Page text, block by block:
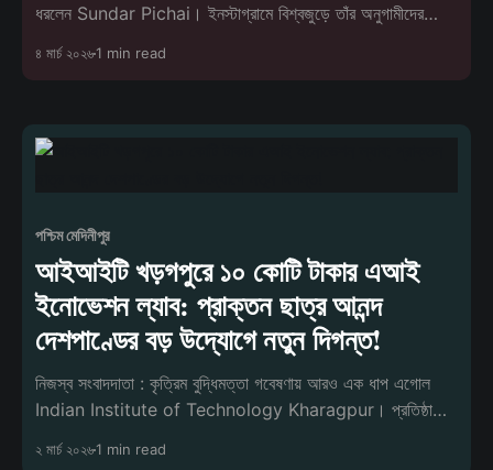
ধরলেন Sundar Pichai। ইনস্টাগ্রামে বিশ্বজুড়ে তাঁর অনুগামীদের
৪ মার্চ ২০২৬1 min read
পশ্চিম মেদিনীপুর
আইআইটি খড়গপুরে ১০ কোটি টাকার এআই
ইনোভেশন ল্যাব: প্রাক্তন ছাত্র আনন্দ
দেশপাণ্ডের বড় উদ্যোগে নতুন দিগন্ত!
নিজস্ব সংবাদদাতা : কৃত্রিম বুদ্ধিমত্তা গবেষণায় আরও এক ধাপ এগোল
Indian Institute of Technology Kharagpur। প্রতিষ্ঠানের
২ মার্চ ২০২৬1 min read